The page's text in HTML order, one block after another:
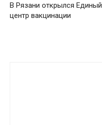
В Рязани открылся Единый
центр вакцинации